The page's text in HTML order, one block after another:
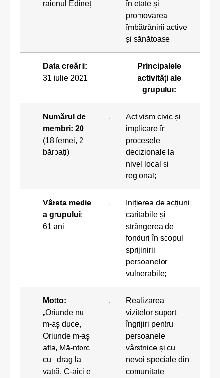
raionul Edineț
în etate și
promovarea
îmbătrânirii active
și sănătoase
Data creării:
31 iulie 2021
Principalele
activități ale
grupului:
Numărul de
membri: 20
(18 femei, 2
bărbați)
Activism civic și
implicare în
procesele
decizionale la
nivel local și
regional;
Vârsta medie
a grupului:
61 ani
Inițierea de acțiuni
caritabile și
strângerea de
fonduri în scopul
sprijinirii
persoanelor
vulnerabile;
Motto:
„Oriunde nu
m-aş duce,
Oriunde m-aş
afla, Mă-ntorc
cu drag la
vatră, C-aici e
Realizarea
vizitelor suport
îngrijiri pentru
persoanele
vârstnice și cu
nevoi speciale din
comunitate;